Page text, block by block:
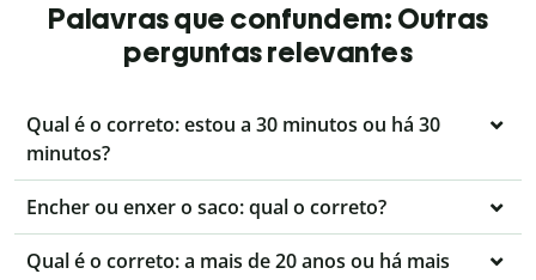
Palavras que confundem: Outras
perguntas relevantes
Qual é o correto: estou a 30 minutos ou há 30
minutos?
Encher ou enxer o saco: qual o correto?
Qual é o correto: a mais de 20 anos ou há mais